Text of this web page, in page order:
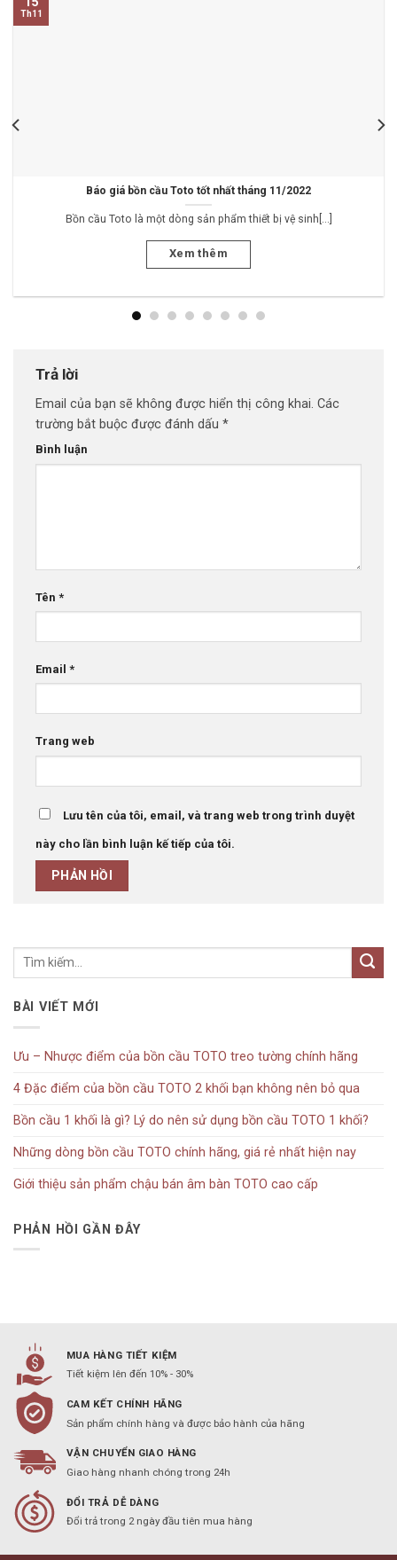
Báo giá bồn cầu Toto tốt nhất tháng 11/2022
Bồn cầu Toto là một dòng sản phẩm thiết bị vệ sinh[...]
Xem thêm
Th11
Trả lời
Email của bạn sẽ không được hiển thị công khai. Các
trường bắt buộc được đánh dấu *
Bình luận
Tên *
Email *
Trang web
Lưu tên của tôi, email, và trang web trong trình duyệt
này cho lần bình luận kế tiếp của tôi.
BÀI VIẾT MỚI
Ưu – Nhược điểm của bồn cầu TOTO treo tường chính hãng
4 Đặc điểm của bồn cầu TOTO 2 khối bạn không nên bỏ qua
Bồn cầu 1 khối là gì? Lý do nên sử dụng bồn cầu TOTO 1 khối?
Những dòng bồn cầu TOTO chính hãng, giá rẻ nhất hiện nay
Giới thiệu sản phẩm chậu bán âm bàn TOTO cao cấp
PHẢN HỒI GẦN ĐÂY
MUA HÀNG TIẾT KIỆM
Tiết kiệm lên đến 10% - 30%
CAM KẾT CHÍNH HÃNG
Sản phẩm chính hàng và được bảo hành của hãng
VẬN CHUYỂN GIAO HÀNG
Giao hàng nhanh chóng trong 24h
ĐỔI TRẢ DỄ DÀNG
Đổi trả trong 2 ngày đầu tiên mua hàng